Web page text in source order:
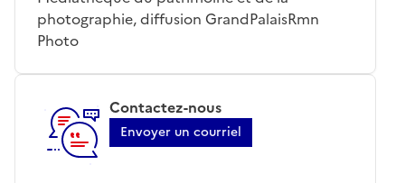
photographie, diffusion GrandPalaisRmn
Photo
Contactez-nous
Envoyer un courriel